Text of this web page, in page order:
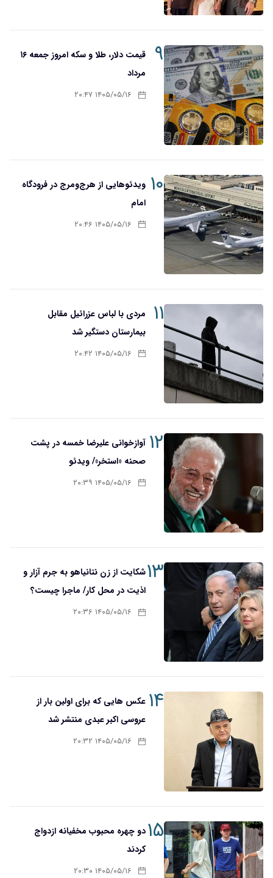
۹
قیمت دلار، طلا و سکه امروز جمعه ۱۶
مرداد
۱۴۰۵/۰۵/۱۶ ۲۰:۴۷
۱۰ ویدئوهایی از هرج‌ومرج در فرودگاه
امام
۱۴۰۵/۰۵/۱۶ ۲۰:۴۶
۱۱
مردی با لباس عزرائیل مقابل
بیمارستان دستگیر شد
۱۴۰۵/۰۵/۱۶ ۲۰:۴۲
۱۲ آوازخوانی علیرضا خمسه در پشت
صحنه «استخر»/ ویدئو
۱۴۰۵/۰۵/۱۶ ۲۰:۳۹
۱۳شکایت از زن نتانیاهو به جرم آزار و
اذیت در محل کار/ ماجرا چیست؟
۱۴۰۵/۰۵/۱۶ ۲۰:۳۶
۱۴ عکس هایی که برای اولین بار از
عروسی اکبر عبدی منتشر شد
۱۴۰۵/۰۵/۱۶ ۲۰:۳۲
۱۵دو چهره محبوب مخفیانه ازدواج
کردند
۱۴۰۵/۰۵/۱۶ ۲۰:۳۰